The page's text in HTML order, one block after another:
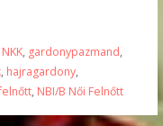
, gardonypazmand,
, hajragardony,
, NBI/B Női Felnőtt